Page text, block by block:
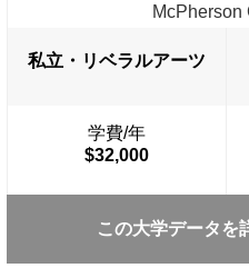
McPherson
私立・リベラルアーツ
学費/年
$32,000
この大学データ